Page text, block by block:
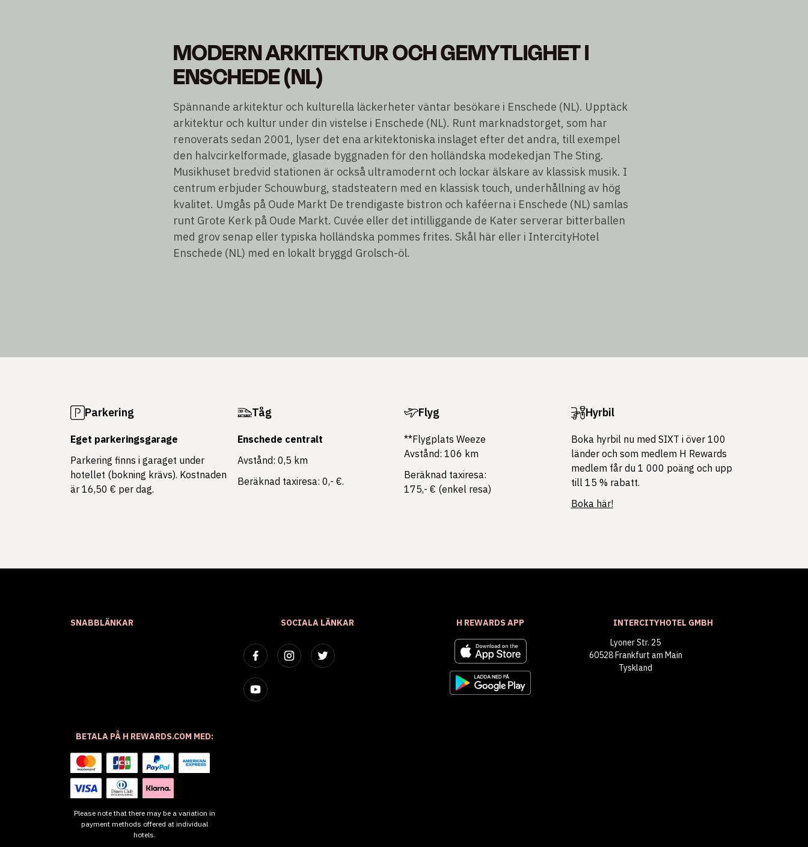
MODERN ARKITEKTUR OCH GEMYTLIGHET I
ENSCHEDE (NL)
Spännande arkitektur och kulturella läckerheter väntar besökare i Enschede (NL). Upptäck
arkitektur och kultur under din vistelse i Enschede (NL). Runt marknadstorget, som har
renoverats sedan 2001, lyser det ena arkitektoniska inslaget efter det andra, till exempel
den halvcirkelformade, glasade byggnaden för den holländska modekedjan The Sting.
Musikhuset bredvid stationen är också ultramodernt och lockar älskare av klassisk musik. I
centrum erbjuder Schouwburg, stadsteatern med en klassisk touch, underhållning av hög
kvalitet. Umgås på Oude Markt De trendigaste bistron och kaféerna i Enschede (NL) samlas
runt Grote Kerk på Oude Markt. Cuvée eller det intilliggande de Kater serverar bitterballen
med grov senap eller typiska holländska pommes frites. Skål här eller i IntercityHotel
Enschede (NL) med en lokalt bryggd Grolsch-öl.
Parkering
Eget parkeringsgarage
Parkering finns i garaget under
hotellet (bokning krävs). Kostnaden
är 16,50 € per dag.
Tåg
Enschede centralt
Avstånd: 0,5 km
Beräknad taxiresa: 0,- €.
Flyg
**Flygplats Weeze
Avstånd: 106 km
Beräknad taxiresa:
175,- € (enkel resa)
Hyrbil
Boka hyrbil nu med SIXT i över 100
länder och som medlem H Rewards
medlem får du 1 000 poäng och upp
till 15 % rabatt.
Boka här!
SNABBLÄNKAR SOCIALA LÄNKAR H REWARDS APP
INTERCITYHOTEL GMBH
Lyoner Str. 25
60528 Frankfurt am Main
Tyskland
BETALA PÅ H REWARDS.COM MED:
Please note that there may be a variation in
payment methods offered at individual
hotels.